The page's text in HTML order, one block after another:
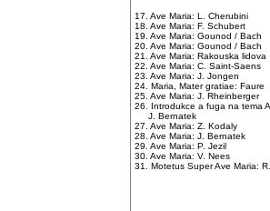
17. Ave Maria: L. Cherubini
18. Ave Maria: F. Schubert
19. Ave Maria: Gounod / Bach
20. Ave Maria: Gounod / Bach
21. Ave Maria: Rakouska lidova
22. Ave Maria: C. Saint-Saens
23. Ave Maria: J. Jongen
24. Maria, Mater gratiae: Faure
25. Ave Maria: J. Rheinberger
26. Introdukce a fuga na tema
J. Bernatek
27. Ave Maria: Z. Kodaly
28. Ave Maria: J. Bernatek
29. Ave Maria: P. Jezil
30. Ave Maria: V. Nees
31. Motetus Super Ave Maria: